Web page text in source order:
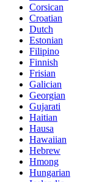
Corsican
Croatian
Dutch
Estonian
Filipino
Finnish
Frisian
Galician
Georgian
Gujarati
Haitian
Hausa
Hawaiian
Hebrew
Hmong
Hungarian